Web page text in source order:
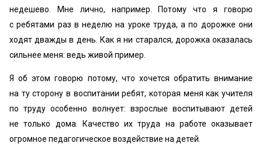
недешево. Мне лично, например. Потому что я говорю
с ребятами раз в неделю на уроке труда, а по дорожке они
ходят дважды в день. Как я ни старался, дорожка оказалась
сильнее меня: ведь живой пример.
Я об этом говорю потому, что хочется обратить внимание
на ту сторону в воспитании ребят, которая меня как учителя
по труду особенно волнует: взрослые воспитывают детей
не только дома. Качество их труда на работе оказывает
огромное педагогическое воздействие на детей.